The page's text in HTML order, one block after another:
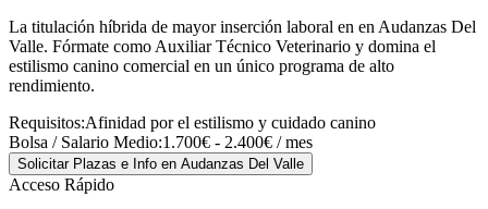
La titulación híbrida de mayor inserción laboral en en Audanzas Del
Valle. Fórmate como Auxiliar Técnico Veterinario y domina el
estilismo canino comercial en un único programa de alto
rendimiento.
Requisitos:Afinidad por el estilismo y cuidado canino
Bolsa / Salario Medio:1.700€ - 2.400€ / mes
Solicitar Plazas e Info en Audanzas Del Valle
Acceso Rápido